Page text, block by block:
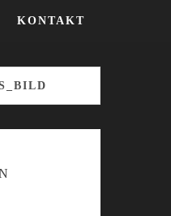
KONTAKT